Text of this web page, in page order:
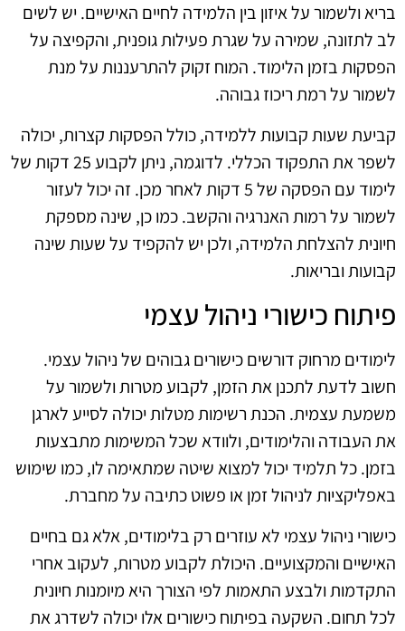
בריא ולשמור על איזון בין הלמידה לחיים האישיים. יש לשים
לב לתזונה, שמירה על שגרת פעילות גופנית, והקפיצה על
הפסקות בזמן הלימוד. המוח זקוק להתרעננות על מנת
לשמור על רמת ריכוז גבוהה.
קביעת שעות קבועות ללמידה, כולל הפסקות קצרות, יכולה
לשפר את התפקוד הכללי. לדוגמה, ניתן לקבוע 25 דקות של
לימוד עם הפסקה של 5 דקות לאחר מכן. זה יכול לעזור
לשמור על רמות האנרגיה והקשב. כמו כן, שינה מספקת
חיונית להצלחת הלמידה, ולכן יש להקפיד על שעות שינה
קבועות ובריאות.
פיתוח כישורי ניהול עצמי
לימודים מרחוק דורשים כישורים גבוהים של ניהול עצמי.
חשוב לדעת לתכנן את הזמן, לקבוע מטרות ולשמור על
משמעת עצמית. הכנת רשימות מטלות יכולה לסייע לארגן
את העבודה והלימודים, ולוודא שכל המשימות מתבצעות
בזמן. כל תלמיד יכול למצוא שיטה שמתאימה לו, כמו שימוש
באפליקציות לניהול זמן או פשוט כתיבה על מחברת.
כישורי ניהול עצמי לא עוזרים רק בלימודים, אלא גם בחיים
האישיים והמקצועיים. היכולת לקבוע מטרות, לעקוב אחרי
התקדמות ולבצע התאמות לפי הצורך היא מיומנות חיונית
לכל תחום. השקעה בפיתוח כישורים אלו יכולה לשדרג את